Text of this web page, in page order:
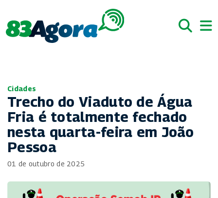
Cidades
Trecho do Viaduto de Água
Fria é totalmente fechado
nesta quarta-feira em João
Pessoa
01 de outubro de 2025